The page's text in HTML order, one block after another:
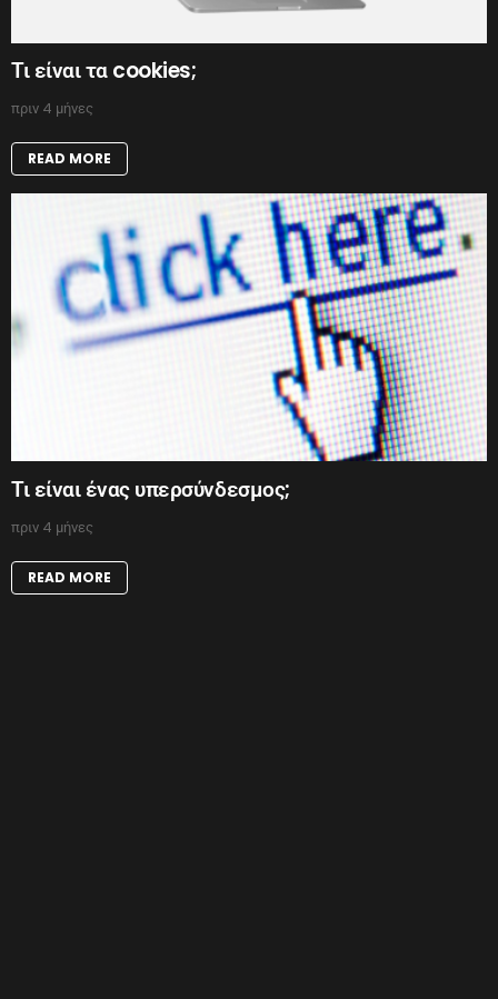
Τι είναι τα cookies;
πριν 4 μήνες
READ MORE
Τι είναι ένας υπερσύνδεσμος;
πριν 4 μήνες
READ MORE